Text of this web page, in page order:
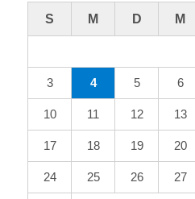
S M D M
3 4 5 6
10 11 12 13
17 18 19 20
24 25 26 27